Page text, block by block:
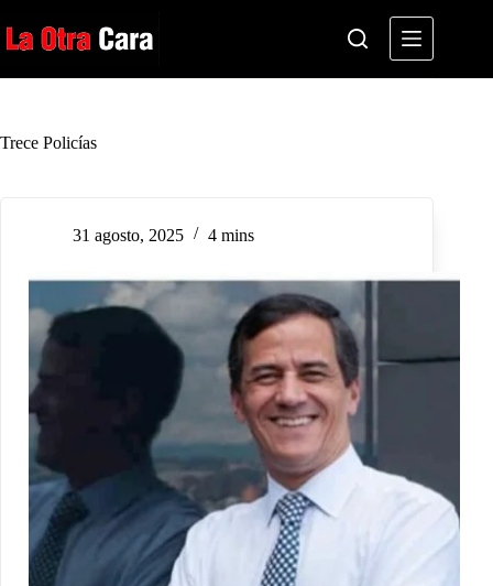
al
contenido
Trece Policías
31 agosto, 2025 4 mins